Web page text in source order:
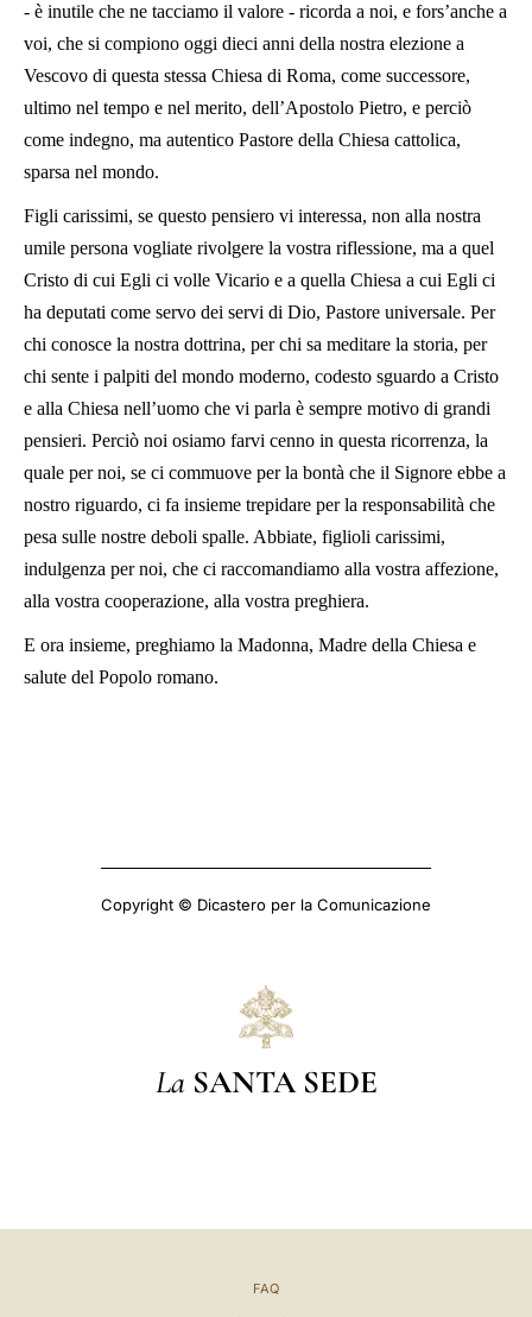
- è inutile che ne tacciamo il valore - ricorda a noi, e fors’anche a
voi, che si compiono oggi dieci anni della nostra elezione a
Vescovo di questa stessa Chiesa di Roma, come successore,
ultimo nel tempo e nel merito, dell’Apostolo Pietro, e perciò
come indegno, ma autentico Pastore della Chiesa cattolica,
sparsa nel mondo.
Figli carissimi, se questo pensiero vi interessa, non alla nostra
umile persona vogliate rivolgere la vostra riflessione, ma a quel
Cristo di cui Egli ci volle Vicario e a quella Chiesa a cui Egli ci
ha deputati come servo dei servi di Dio, Pastore universale. Per
chi conosce la nostra dottrina, per chi sa meditare la storia, per
chi sente i palpiti del mondo moderno, codesto sguardo a Cristo
e alla Chiesa nell’uomo che vi parla è sempre motivo di grandi
pensieri. Perciò noi osiamo farvi cenno in questa ricorrenza, la
quale per noi, se ci commuove per la bontà che il Signore ebbe a
nostro riguardo, ci fa insieme trepidare per la responsabilità che
pesa sulle nostre deboli spalle. Abbiate, figlioli carissimi,
indulgenza per noi, che ci raccomandiamo alla vostra affezione,
alla vostra cooperazione, alla vostra preghiera.
E ora insieme, preghiamo la Madonna, Madre della Chiesa e
salute del Popolo romano.
Copyright © Dicastero per la Comunicazione
La SANTA SEDE
FAQ